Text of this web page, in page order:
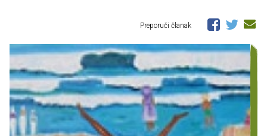
Preporuči članak